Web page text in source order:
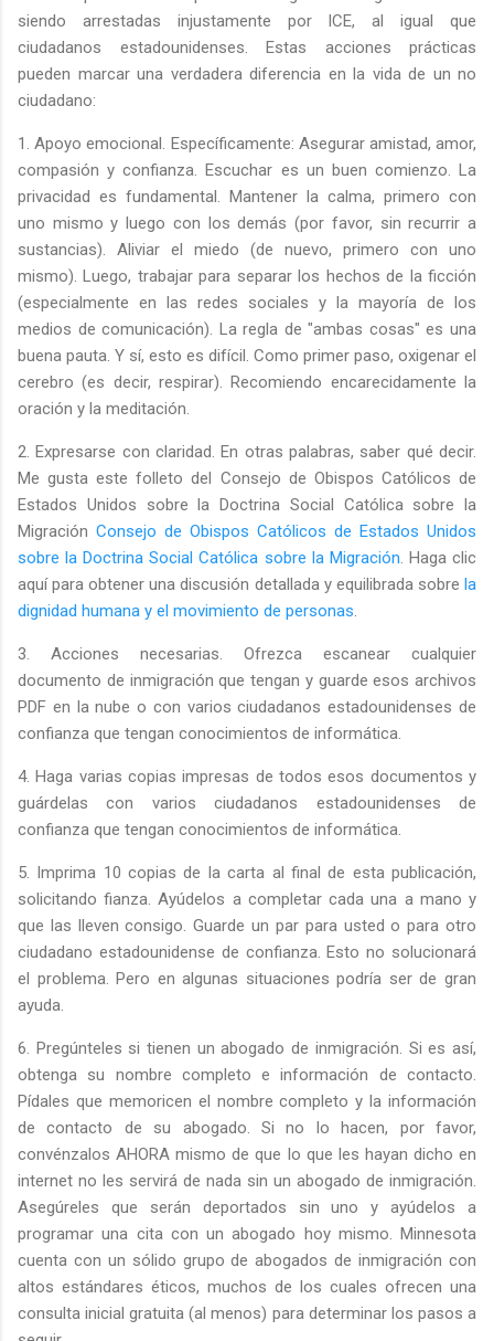
siendo arrestadas injustamente por ICE, al igual que
ciudadanos estadounidenses. Estas acciones prácticas
pueden marcar una verdadera diferencia en la vida de un no
ciudadano:
1. Apoyo emocional. Específicamente: Asegurar amistad, amor,
compasión y confianza. Escuchar es un buen comienzo. La
privacidad es fundamental. Mantener la calma, primero con
uno mismo y luego con los demás (por favor, sin recurrir a
sustancias). Aliviar el miedo (de nuevo, primero con uno
mismo). Luego, trabajar para separar los hechos de la ficción
(especialmente en las redes sociales y la mayoría de los
medios de comunicación). La regla de "ambas cosas" es una
buena pauta. Y sí, esto es difícil. Como primer paso, oxigenar el
cerebro (es decir, respirar). Recomiendo encarecidamente la
oración y la meditación.
2. Expresarse con claridad. En otras palabras, saber qué decir.
Me gusta este folleto del Consejo de Obispos Católicos de
Estados Unidos sobre la Doctrina Social Católica sobre la
Migración Consejo de Obispos Católicos de Estados Unidos
sobre la Doctrina Social Católica sobre la Migración. Haga clic
aquí para obtener una discusión detallada y equilibrada sobre la
dignidad humana y el movimiento de personas.
3. Acciones necesarias. Ofrezca escanear cualquier
documento de inmigración que tengan y guarde esos archivos
PDF en la nube o con varios ciudadanos estadounidenses de
confianza que tengan conocimientos de informática.
4. Haga varias copias impresas de todos esos documentos y
guárdelas con varios ciudadanos estadounidenses de
confianza que tengan conocimientos de informática.
5. Imprima 10 copias de la carta al final de esta publicación,
solicitando fianza. Ayúdelos a completar cada una a mano y
que las lleven consigo. Guarde un par para usted o para otro
ciudadano estadounidense de confianza. Esto no solucionará
el problema. Pero en algunas situaciones podría ser de gran
ayuda.
6. Pregúnteles si tienen un abogado de inmigración. Si es así,
obtenga su nombre completo e información de contacto.
Pídales que memoricen el nombre completo y la información
de contacto de su abogado. Si no lo hacen, por favor,
convénzalos AHORA mismo de que lo que les hayan dicho en
internet no les servirá de nada sin un abogado de inmigración.
Asegúreles que serán deportados sin uno y ayúdelos a
programar una cita con un abogado hoy mismo. Minnesota
cuenta con un sólido grupo de abogados de inmigración con
altos estándares éticos, muchos de los cuales ofrecen una
consulta inicial gratuita (al menos) para determinar los pasos a